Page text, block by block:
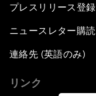
プレスリリース登録
ニュースレター購読
連絡先 (英語のみ)
リンク